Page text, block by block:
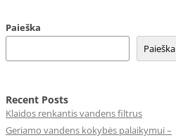
Paieška
Paieška
Recent Posts
Klaidos renkantis vandens filtrus
Geriamo vandens kokybės palaikymui –